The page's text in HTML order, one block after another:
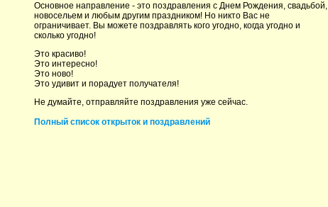
Основное направление - это поздравления с Днем Рождения, свадьбой,
новосельем и любым другим праздником! Но никто Вас не
ограничивает. Вы можете поздравлять кого угодно, когда угодно и
сколько угодно!
Это красиво!
Это интересно!
Это ново!
Это удивит и порадует получателя!
Не думайте, отправляйте поздравления уже сейчас.
Полный список открыток и поздравлений